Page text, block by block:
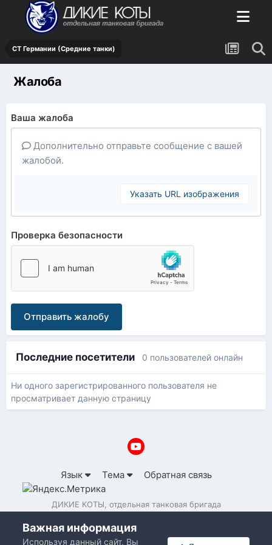
СТ Германии (Средние танки)
Жалоба
Ваша жалоба
Дополнительно отправьте сообщение с вашей
жалобой.
Указать URL изображения
Проверка безопасности
Отправить жалобу
Последние посетители 0 пользователей онлайн
Ни одного зарегистрированного пользователя не
просматривает данную страницу
Язык Тема Обратная связь
ДИКИЕ КОТЫ, отдельная танковая бригада
Важная информация
Используя данный сайт, Вы